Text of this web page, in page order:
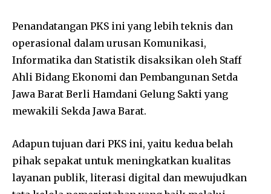
Penandatangan PKS ini yang lebih teknis dan
operasional dalam urusan Komunikasi,
Informatika dan Statistik disaksikan oleh Staff
Ahli Bidang Ekonomi dan Pembangunan Setda
Jawa Barat Berli Hamdani Gelung Sakti yang
mewakili Sekda Jawa Barat.
Adapun tujuan dari PKS ini, yaitu kedua belah
pihak sepakat untuk meningkatkan kualitas
layanan publik, literasi digital dan mewujudkan